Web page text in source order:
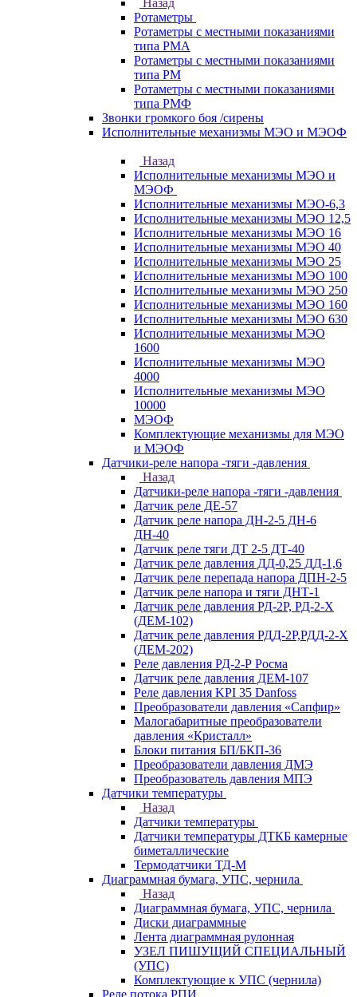
Назад
Ротаметры
Ротаметры с местными показаниями
типа РМА
Ротаметры с местными показаниями
типа РМ
Ротаметры с местными показаниями
типа РМФ
Звонки громкого боя /сирены
Исполнительные механизмы МЭО и МЭОФ
Назад
Исполнительные механизмы МЭО и
МЭОФ
Исполнительные механизмы МЭО-6,3
Исполнительные механизмы МЭО 12,5
Исполнительные механизмы МЭО 16
Исполнительные механизмы МЭО 40
Исполнительные механизмы МЭО 25
Исполнительные механизмы МЭО 100
Исполнительные механизмы МЭО 250
Исполнительные механизмы МЭО 160
Исполнительные механизмы МЭО 630
Исполнительные механизмы МЭО
1600
Исполнительные механизмы МЭО
4000
Исполнительные механизмы МЭО
10000
МЭОФ
Комплектующие механизмы для МЭО
и МЭОФ
Датчики-реле напора -тяги -давления
Назад
Датчики-реле напора -тяги -давления
Датчик реле ДЕ-57
Датчик реле напора ДН-2-5 ДН-6
ДН-40
Датчик реле тяги ДТ 2-5 ДТ-40
Датчик реле давления ДД-0,25 ДД-1,6
Датчик реле перепада напора ДПН-2-5
Датчик реле напора и тяги ДНТ-1
Датчик реле давления РД-2Р, РД-2-Х
(ДЕМ-102)
Датчик реле давления РДД-2Р,РДД-2-Х
(ДЕМ-202)
Реле давления РД-2-Р Росма
Датчик реле давления ДЕМ-107
Реле давления KPI 35 Danfoss
Преобразователи давления «Сапфир»
Малогабаритные преобразователи
давления «Кристалл»
Блоки питания БП/БКП-36
Преобразователи давления ДМЭ
Преобразователь давления МПЭ
Датчики температуры
Назад
Датчики температуры
Датчики температуры ДТКБ камерные
биметаллические
Термодатчики ТД-М
Диаграммная бумага, УПС, чернила
Назад
Диаграммная бумага, УПС, чернила
Диски диаграммные
Лента диаграммная рулонная
УЗЕЛ ПИШУЩИЙ СПЕЦИАЛЬНЫЙ
(УПС)
Комплектующие к УПС (чернила)
Реле потока РПИ